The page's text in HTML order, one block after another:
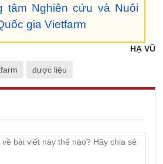
tâm Nghiên cứu và Nuôi
gia Vietfarm
HẠ VŨ
dược liệu